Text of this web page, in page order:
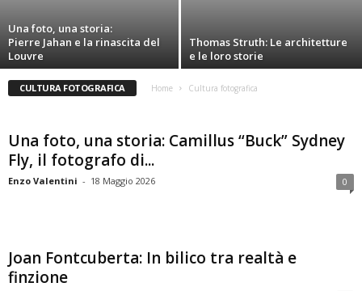
Una foto, una storia:
Pierre Jahan e la rinascita del
Louvre
Thomas Struth: Le architetture
e le loro storie
CULTURA FOTOGRAFICA Home Cultura fotografica
Una foto, una storia: Camillus “Buck” Sydney
Fly, il fotografo di...
Enzo Valentini - 18 Maggio 2026 0
Joan Fontcuberta: In bilico tra realtà e
finzione